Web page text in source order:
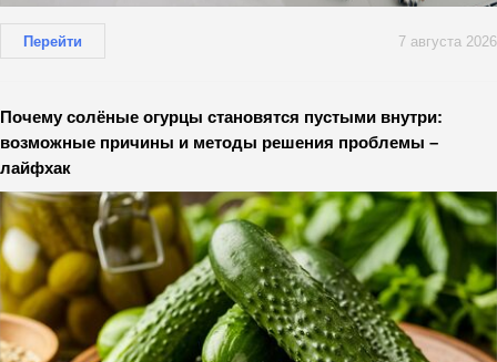
Перейти 7 августа 2026
Почему солёные огурцы становятся пустыми внутри:
возможные причины и методы решения проблемы –
лайфхак